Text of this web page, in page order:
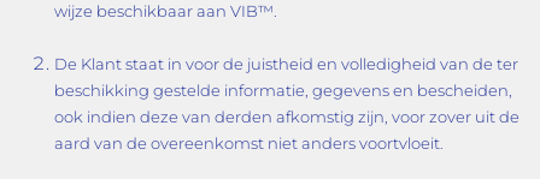
wijze beschikbaar aan VIB™.
De Klant staat in voor de juistheid en volledigheid van de ter
beschikking gestelde informatie, gegevens en bescheiden,
ook indien deze van derden afkomstig zijn, voor zover uit de
aard van de overeenkomst niet anders voortvloeit.